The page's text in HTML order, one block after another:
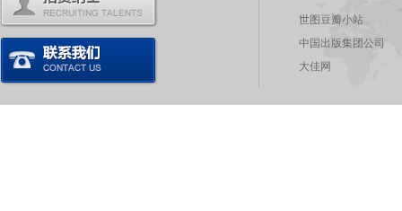
世图豆瓣小站
中国出版集团公司
大佳网